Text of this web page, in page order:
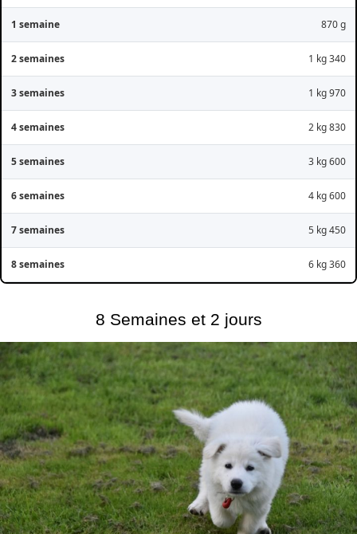
870 g
1 kg 340
1 kg 970
2 kg 830
3 kg 600
4 kg 600
5 kg 450
6 kg 360
8 Semaines et 2 jours